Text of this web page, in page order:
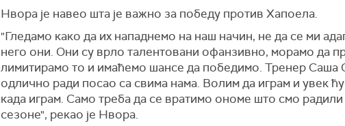
Нвора је навео шта је важно за победу против Хапоела.
"Гледамо како да их нападнемо на наш начин, не да се ми
него они. Они су врло талентовани офанзивно, морамо да
лимитирамо то и имаћемо шансе да победимо. Тренер Саша
одлично ради посао са свима нама. Волим да играм и увек
када играм. Само треба да се вратимо ономе што смо радили
сезоне", рекао је Нвора.